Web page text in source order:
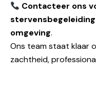
Contacteer ons
stervensbegeleiding
omgeving.
Ons team staat klaar
zachtheid,